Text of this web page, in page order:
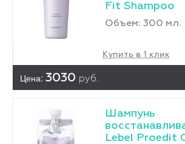
Fit Shampoo
Объем: 300 мл.
Купить в 1 клик
Цена: 3030 руб.
Шампунь
Lebel Proedit